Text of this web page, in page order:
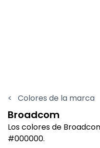
< Colores de la marca
Broadcom
Los colores de
#000000.